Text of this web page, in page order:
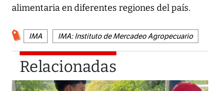
alimentaria en diferentes regiones del país.
IMA IMA: Instituto de Mercadeo Agropecuario
Relacionadas